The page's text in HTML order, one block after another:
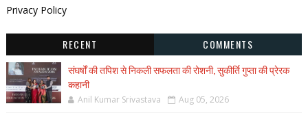
Privacy Policy
RECENT
COMMENTS
संघर्षों की तपिश से निकली सफलता की रोशनी, सुकीर्ति गुप्ता की प्रेरक
कहानी
Anil Kumar Srivastava Aug 05, 2026